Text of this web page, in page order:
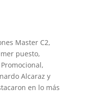
Master C2,
puesto,
Alcaraz y
en lo más